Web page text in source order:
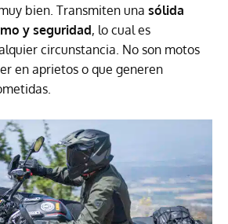
bien. Transmiten una sólida
y seguridad, lo cual es
circunstancia. No son motos
en aprietos o que generen